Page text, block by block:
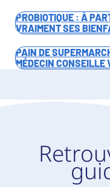
PROBIOTIQUE : À
VRAIMENT SES
PAIN DE
MÉDECIN CONSEILLE